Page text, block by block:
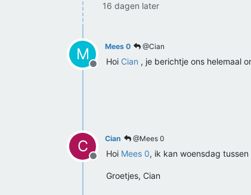
16 dagen later
M
Offline
Mees 0 @Cian
Hoi Cian , je berichtje ons helemaal
C
Offline
Cian @Mees 0
Hoi Mees 0, ik kan woensdag
Groetjes, Cian